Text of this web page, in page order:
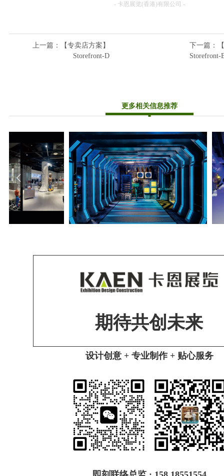
- 卡恩展览(香港)有限公司 -
上一篇 ：【专卖店方案】
Storefront-D
下一篇 ：
Storefront-
更多相关信息推荐
期待共创未来
设计创意 + 专业制作 + 贴心服务